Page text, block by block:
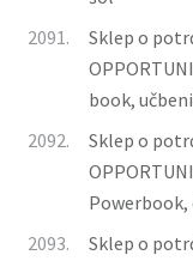
2091.
Sklep o
book,
2092.
Sklep o
Powerbook,
2093.
Sklep o